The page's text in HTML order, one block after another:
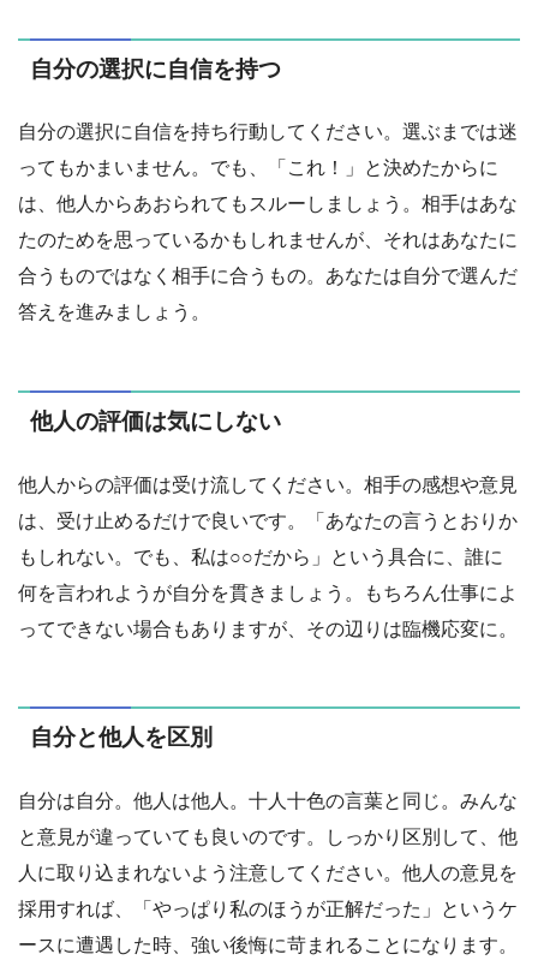
自分の選択に自信を持つ
自分の選択に自信を持ち行動してください。選ぶまでは迷
ってもかまいません。でも、「これ！」と決めたからに
は、他人からあおられてもスルーしましょう。相手はあな
たのためを思っているかもしれませんが、それはあなたに
合うものではなく相手に合うもの。あなたは自分で選んだ
答えを進みましょう。
他人の評価は気にしない
他人からの評価は受け流してください。相手の感想や意見
は、受け止めるだけで良いです。「あなたの言うとおりか
もしれない。でも、私は○○だから」という具合に、誰に
何を言われようが自分を貫きましょう。もちろん仕事によ
ってできない場合もありますが、その辺りは臨機応変に。
自分と他人を区別
自分は自分。他人は他人。十人十色の言葉と同じ。みんな
と意見が違っていても良いのです。しっかり区別して、他
人に取り込まれないよう注意してください。他人の意見を
採用すれば、「やっぱり私のほうが正解だった」というケ
ースに遭遇した時、強い後悔に苛まれることになります。